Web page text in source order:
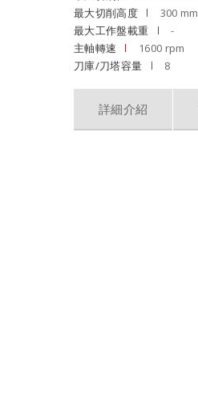
最大切削高度
300 mm
最大工作盤載重
-
主軸轉速
1600 rpm
刀庫/刀塔容量
8
詳細介紹